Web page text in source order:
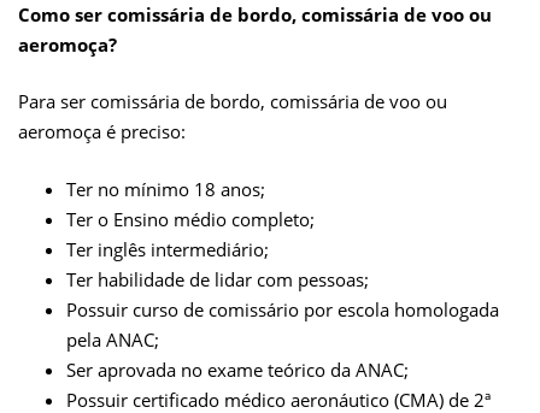
Como ser comissária de bordo, comissária de voo ou
aeromoça?
Para ser comissária de bordo, comissária de voo ou
aeromoça é preciso:
Ter no mínimo 18 anos;
Ter o Ensino médio completo;
Ter inglês intermediário;
Ter habilidade de lidar com pessoas;
Possuir curso de comissário por escola homologada
pela ANAC;
Ser aprovada no exame teórico da ANAC;
Possuir certificado médico aeronáutico (CMA) de 2ª